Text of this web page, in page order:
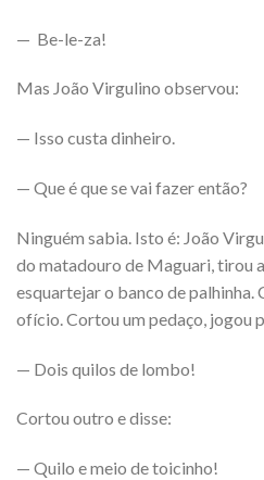
— Be-le-za!
Mas João Virgulino observou:
— Isso custa dinheiro.
— Que é que se vai fazer então?
Ninguém sabia. Isto é: João
do matadouro de Maguari, tirou
esquartejar o banco de palhinha.
ofício. Cortou um pedaço, jogou
— Dois quilos de lombo!
Cortou outro e disse:
— Quilo e meio de toicinho!